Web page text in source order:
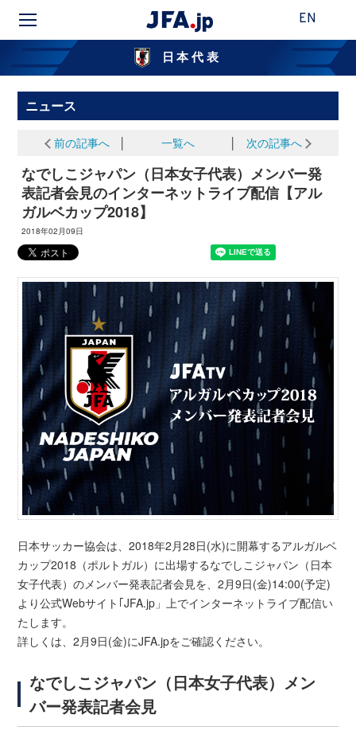
EN
日本代表
ニュース
前の記事へ 一覧へ 次の記事へ
なでしこジャパン（日本女子代表）メンバー発
表記者会見のインターネットライブ配信【アル
ガルベカップ2018】
2018年02月09日
日本サッカー協会は、2018年2月28日(水)に開幕するアルガルベ
カップ2018（ポルトガル）に出場するなでしこジャパン（日本
女子代表）のメンバー発表記者会見を、2月9日(金)14:00(予定)
より公式Webサイト｢JFA.jp」上でインターネットライブ配信い
たします。
詳しくは、2月9日(金)にJFA.jpをご確認ください。
なでしこジャパン（日本女子代表）メン
バー発表記者会見